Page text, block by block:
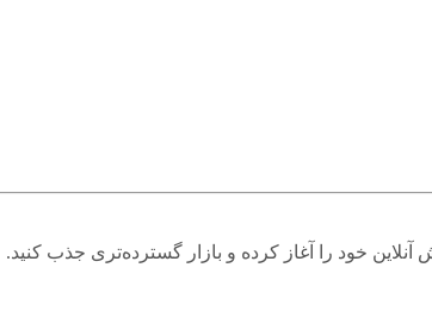
خود را آغاز کرده و بازار گسترده‌تری جذب کنید.